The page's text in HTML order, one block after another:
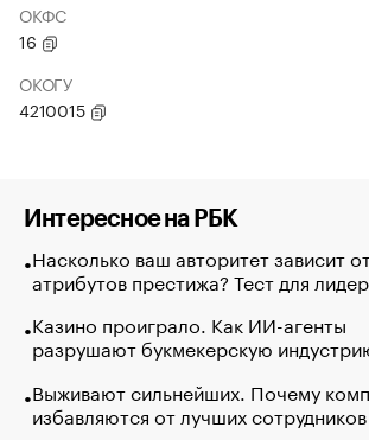
ОКФС
16
ОКОГУ
4210015
Интересное на РБК
Насколько ваш авторитет зависит
атрибутов престижа? Тест для
Казино проиграло. Как ИИ-агенты
разрушают букмекерскую
Выживают сильнейших. Почему
избавляются от лучших сотрудников